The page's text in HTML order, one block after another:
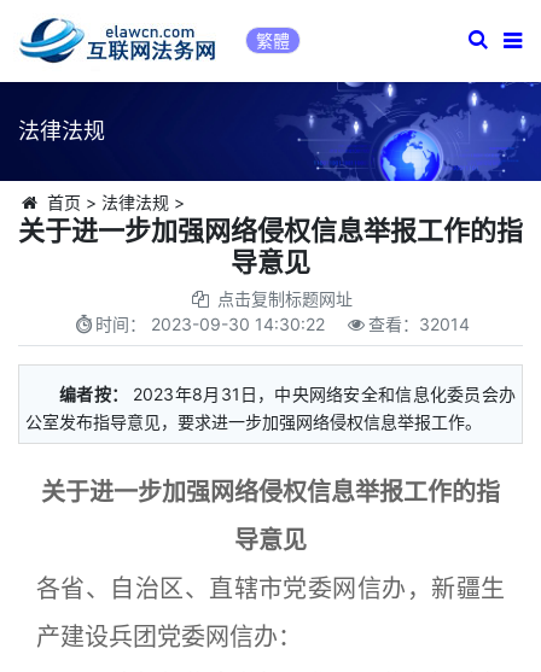
繁體
法律法规
首页 > 法律法规 >
关于进一步加强网络侵权信息举报工作的指
导意见
点击复制标题网址
时间： 2023-09-30 14:30:22 查看： 32014
编者按：
2023年8月31日，中央网络安全和信息化委员会办
公室发布指导意见，要求进一步加强网络侵权信息举报工作。
关于进一步加强网络侵权信息举报工作的指
导意见
各省、自治区、直辖市党委网信办，新疆生
产建设兵团党委网信办：